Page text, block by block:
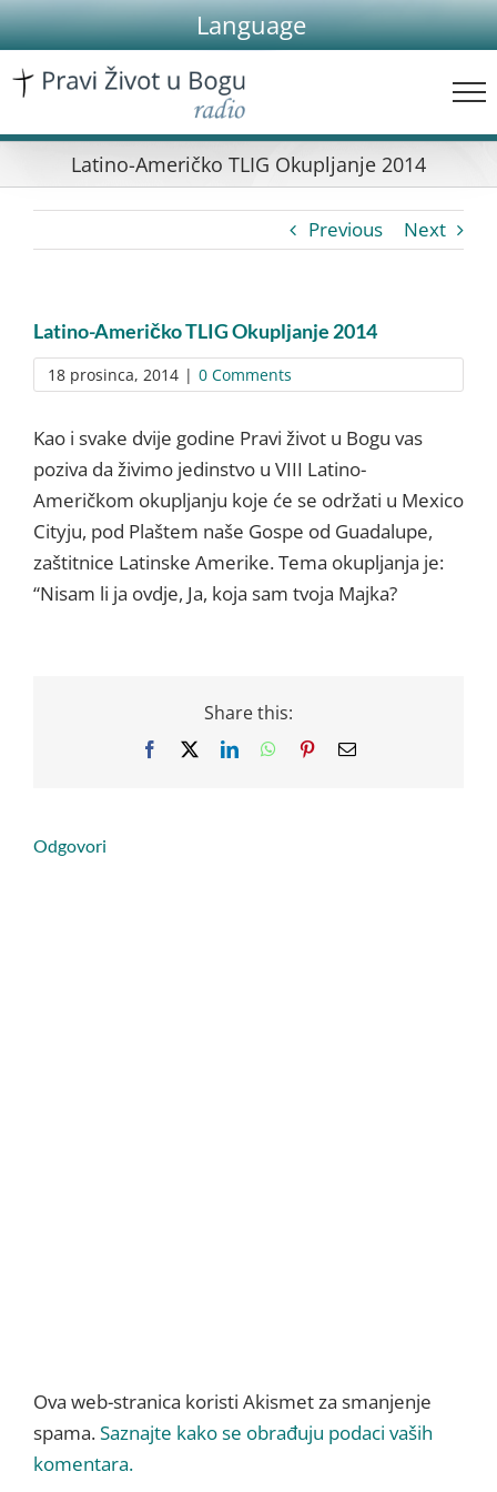
Skip
to
content
Language
Latino-Američko TLIG Okupljanje 2014
Previous Next
Latino-Američko TLIG Okupljanje 2014
18 prosinca, 2014 | 0 Comments
Kao i svake dvije godine Pravi život u Bogu vas
poziva da živimo jedinstvo u VIII Latino-
Američkom okupljanju koje će se održati u Mexico
Cityju, pod Plaštem naše Gospe od Guadalupe,
zaštitnice Latinske Amerike. Tema okupljanja je:
“Nisam li ja ovdje, Ja, koja sam tvoja Majka?
Share this:
Facebook LinkedInWhatsApp
PinterestEmail
Odgovori
Ova web-stranica koristi Akismet za smanjenje
spama.Saznajte kako se obrađuju podaci vaših
komentara.